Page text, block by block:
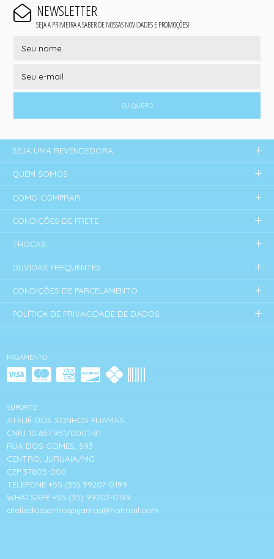
NEWSLETTER
SEJA A PRIMEIRA A SABER DE NOSSAS NOVIDADES E PROMOÇÕES!
EU QUERO
PAGAMENTO
SUPORTE
ATELIÊ DOS SONHOS PIJAMAS
CNPJ 10.657.951/0001-91
RUA DOS GOMES, 593
CENTRO, JURUAIA/MG
CEP 37805-000
TELEFONE +55 (35) 99207-0199
WHATSAPP +55 (35) 99207-0199
ateliedossonhospijamas@hotmail.com
SEJA UMA REVENDEDORA
QUEM SOMOS
COMO COMPRAR
CONDIÇÕES DE FRETE
TROCAS
DÚVIDAS FREQUENTES
CONDIÇÕES DE PARCELAMENTO
POLÍTICA DE PRIVACIDADE DE DADOS